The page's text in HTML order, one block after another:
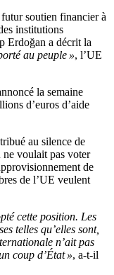
soutien financier à
institutions
Erdoğan a décrit la
au peuple », l’UE
la semaine
d’euros d’aide
au silence de
voulait pas voter
de
de l’UE veulent
cette position. Les
telles qu’elles sont,
n’ait pas
coup d’État », a-t-il